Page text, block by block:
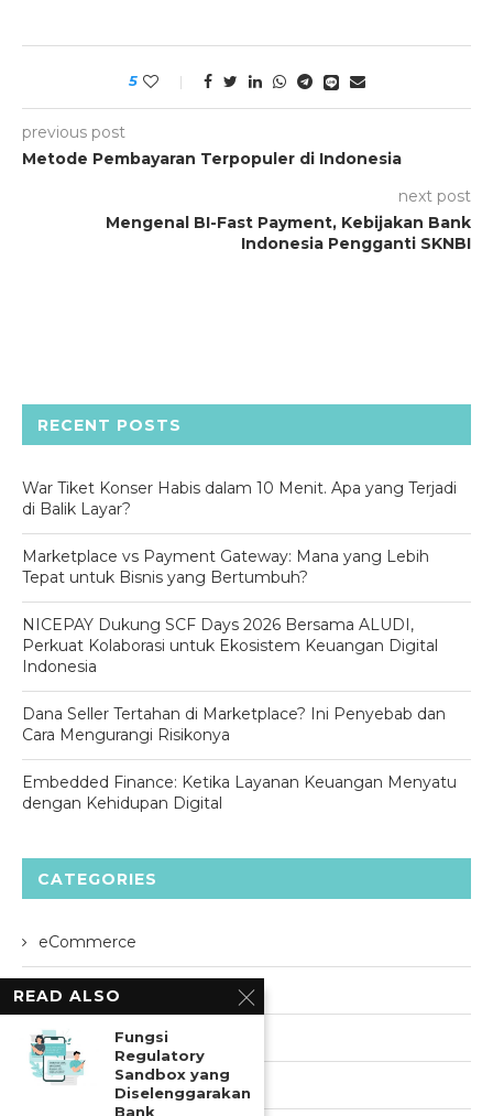
5
previous post
Metode Pembayaran Terpopuler di Indonesia
next post
Mengenal BI-Fast Payment, Kebijakan Bank
Indonesia Pengganti SKNBI
RECENT POSTS
War Tiket Konser Habis dalam 10 Menit. Apa yang Terjadi
di Balik Layar?
Marketplace vs Payment Gateway: Mana yang Lebih
Tepat untuk Bisnis yang Bertumbuh?
NICEPAY Dukung SCF Days 2026 Bersama ALUDI,
Perkuat Kolaborasi untuk Ekosistem Keuangan Digital
Indonesia
Dana Seller Tertahan di Marketplace? Ini Penyebab dan
Cara Mengurangi Risikonya
Embedded Finance: Ketika Layanan Keuangan Menyatu
dengan Kehidupan Digital
CATEGORIES
eCommerce
Event
Information
Lifestyle
READ ALSO
Fungsi
Regulatory
Sandbox yang
Diselenggarakan
Bank